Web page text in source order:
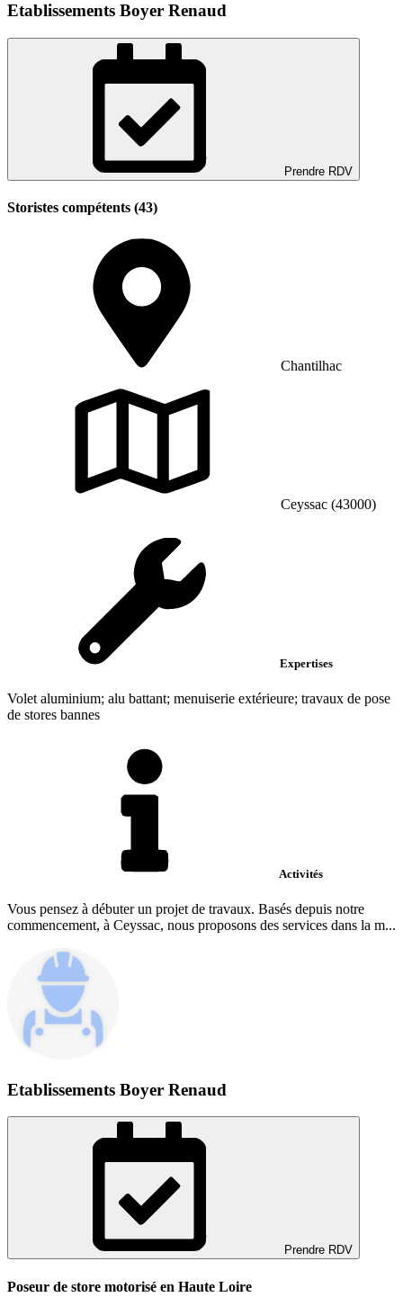
Etablissements Boyer Renaud
Prendre RDV
Storistes compétents (43)
Chantilhac
Ceyssac (43000)
Expertises
Volet aluminium; alu battant; menuiserie extérieure; travaux de pose
de stores bannes
Activités
Vous pensez à débuter un projet de travaux. Basés depuis notre
commencement, à Ceyssac, nous proposons des services dans la m...
Etablissements Boyer Renaud
Prendre RDV
Poseur de store motorisé en Haute Loire